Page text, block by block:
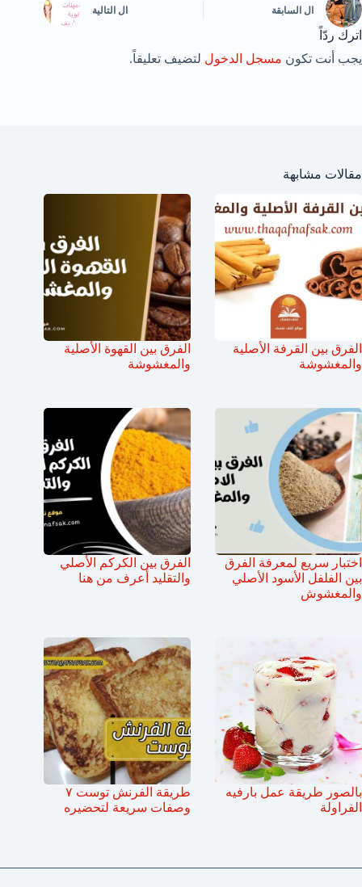
ال السابقة ال التالية
اترك ردّاً
يجب أنت تكون مسجل الدخول لتضيف تعليقاً.
مقالات مشابهة
الفرق بين القرفة الأصلية
والمغشوشة
الفرق بين القهوة الأصلية
والمغشوشة
اختبار سريع لمعرفة الفرق
بين الفلفل الأسود الأصلي
والمغشوش
الفرق بين الكركم الأصلي
والتقليد أعرف من هنا
بالصور طريقة عمل بارفيه
الفراولة
طريقة الفرنش توست ٧
وصفات سريعة لتحضيره